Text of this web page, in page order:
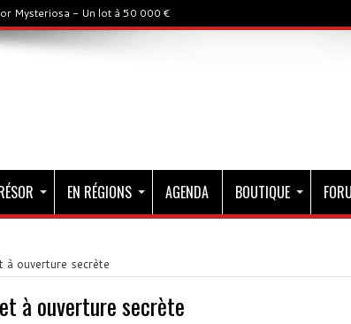
Mysteriosa - Un lot à 50 000 €
EN RÉGIONS AGENDA BOUTIQUE
à ouverture secrète
à ouverture secrète